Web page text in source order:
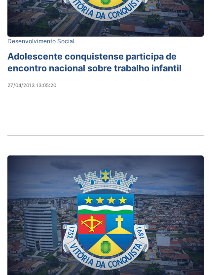
Desenvolvimento Social
Adolescente conquistense participa de
encontro nacional sobre trabalho infantil
27/04/2013 13:05:20